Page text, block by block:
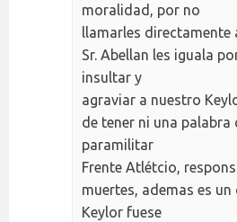
moralidad, por no
llamarles directamente
Sr. Abellan les iguala
insultar y
agraviar a nuestro
de tener ni una palabra
paramilitar
Frente Atlétcio,
muertes, ademas es
Keylor fuese